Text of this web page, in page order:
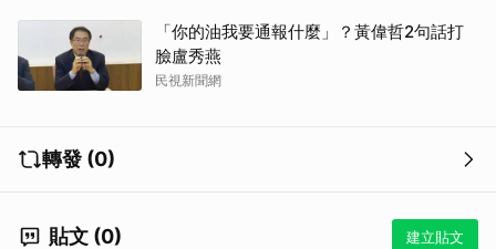
「你的油我要通報什麼」？黃偉哲2句話打
臉盧秀燕
民視新聞網
轉發 (0)
貼文 (0) 建立貼文